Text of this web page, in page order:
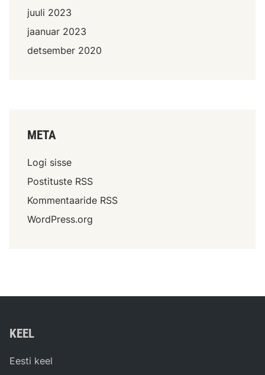
juuli 2023
jaanuar 2023
detsember 2020
META
Logi sisse
Postituste RSS
Kommentaaride RSS
WordPress.org
KEEL
Eesti keel